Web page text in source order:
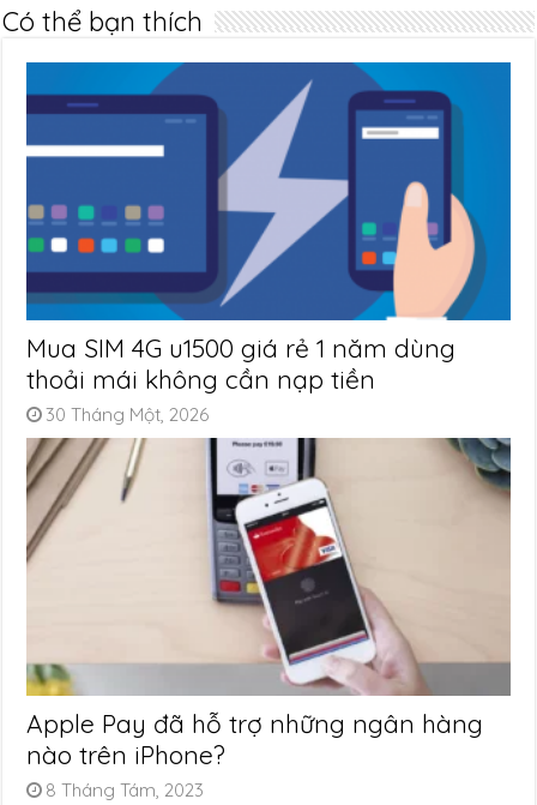
Có thể bạn thích
Mua SIM 4G u1500 giá rẻ 1 năm dùng
thoải mái không cần nạp tiền
30 Tháng Một, 2026
Apple Pay đã hỗ trợ những ngân hàng
nào trên iPhone?
8 Tháng Tám, 2023